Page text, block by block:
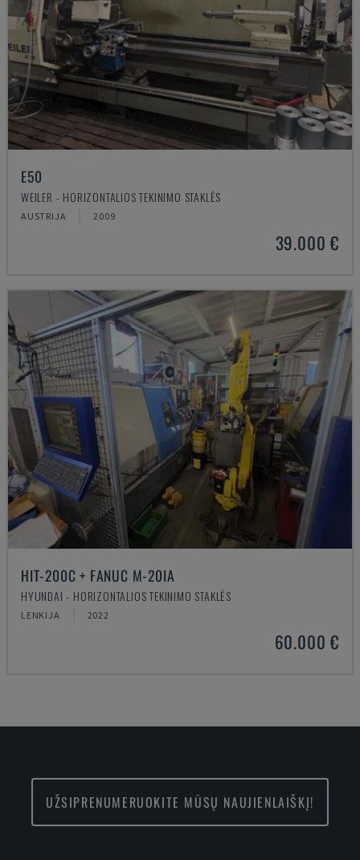
E50
WEILER - HORIZONTALIOS TEKINIMO STAKLĖS
AUSTRIJA 2009
39.000 €
HIT-200C + FANUC M-20IA
HYUNDAI - HORIZONTALIOS TEKINIMO STAKLĖS
LENKIJA 2022
60.000 €
UŽSIPRENUMERUOKITE MŪSŲ NAUJIENLAIŠKĮ!